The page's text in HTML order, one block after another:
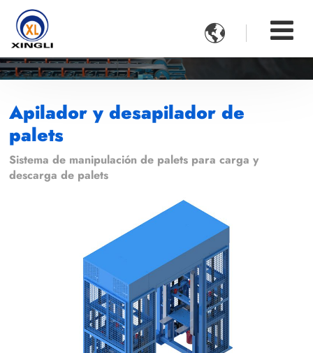

Apilador y desapilador de
palets
Sistema de manipulación de palets para carga y
descarga de palets